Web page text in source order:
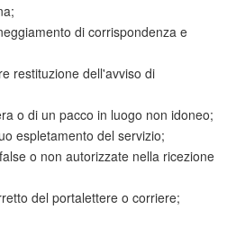
di corrispondenza e
restituzione dell'avviso di
o di un pacco in luogo non idoneo;
espletamento del servizio;
o non autorizzate nella ricezione
del portalettere o corriere;